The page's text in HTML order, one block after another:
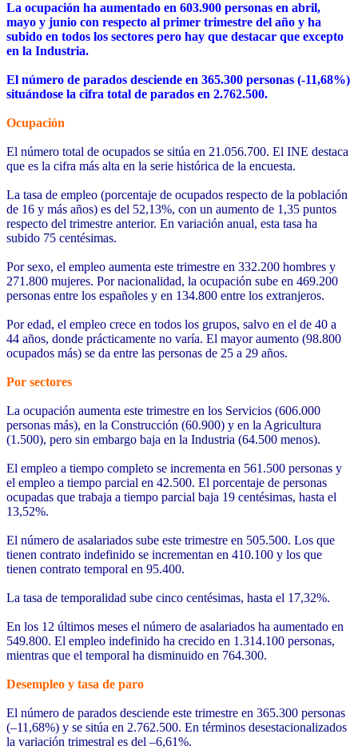
La ocupación ha aumentado en 603.900 personas en abril,
mayo y junio con respecto al primer trimestre del año y ha
subido en todos los sectores pero hay que destacar que excepto
en la Industria.
El número de parados desciende en 365.300 personas (-11,68%)
situándose la cifra total de parados en 2.762.500.
Ocupación
El número total de ocupados se sitúa en 21.056.700. El INE destaca
que es la cifra más alta en la serie histórica de la encuesta.
La tasa de empleo (porcentaje de ocupados respecto de la población
de 16 y más años) es del 52,13%, con un aumento de 1,35 puntos
respecto del trimestre anterior. En variación anual, esta tasa ha
subido 75 centésimas.
Por sexo, el empleo aumenta este trimestre en 332.200 hombres y
271.800 mujeres. Por nacionalidad, la ocupación sube en 469.200
personas entre los españoles y en 134.800 entre los extranjeros.
Por edad, el empleo crece en todos los grupos, salvo en el de 40 a
44 años, donde prácticamente no varía. El mayor aumento (98.800
ocupados más) se da entre las personas de 25 a 29 años.
Por sectores
La ocupación aumenta este trimestre en los Servicios (606.000
personas más), en la Construcción (60.900) y en la Agricultura
(1.500), pero sin embargo baja en la Industria (64.500 menos).
El empleo a tiempo completo se incrementa en 561.500 personas y
el empleo a tiempo parcial en 42.500. El porcentaje de personas
ocupadas que trabaja a tiempo parcial baja 19 centésimas, hasta el
13,52%.
El número de asalariados sube este trimestre en 505.500. Los que
tienen contrato indefinido se incrementan en 410.100 y los que
tienen contrato temporal en 95.400.
La tasa de temporalidad sube cinco centésimas, hasta el 17,32%.
En los 12 últimos meses el número de asalariados ha aumentado en
549.800. El empleo indefinido ha crecido en 1.314.100 personas,
mientras que el temporal ha disminuido en 764.300.
Desempleo y tasa de paro
El número de parados desciende este trimestre en 365.300 personas
(–11,68%) y se sitúa en 2.762.500. En términos desestacionalizados
la variación trimestral es del –6,61%.